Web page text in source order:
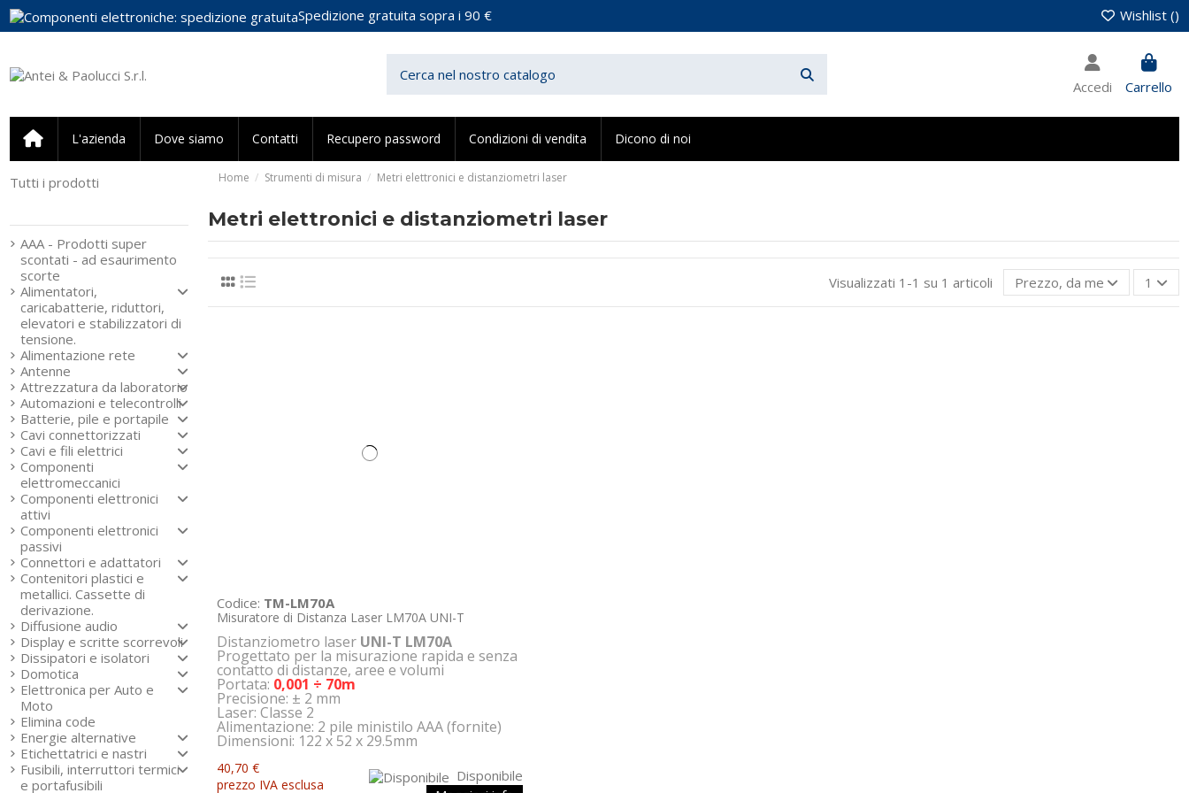
Spedizione gratuita sopra i 90 € Wishlist ()
Accedi Carrello
L'azienda Dove siamo Contatti Recupero password Condizioni di vendita Dicono di noi
Home Strumenti di misura Metri elettronici e distanziometri laser
Metri elettronici e distanziometri laser
Visualizzati 1-1 su 1 articoli Prezzo, da meno caro a più
1
Codice: TM-LM70A
Misuratore di Distanza Laser LM70A UNI-T
Distanziometro laser UNI-T LM70A
Progettato per la misurazione rapida e senza
contatto di distanze, aree e volumi
Portata: 0,001 ÷ 70m
Precisione: ± 2 mm
Laser: Classe 2
Alimentazione: 2 pile ministilo AAA (fornite)
Dimensioni: 122 x 52 x 29.5mm
40,70 €
prezzo IVA esclusa
Disponibile
Tutti i prodotti
AAA - Prodotti super
scontati - ad esaurimento
scorte
Alimentatori,
caricabatterie, riduttori,
elevatori e stabilizzatori di
tensione.
Alimentazione rete
Antenne
Attrezzatura da laboratorio
Automazioni e telecontrolli
Batterie, pile e portapile
Cavi connettorizzati
Cavi e fili elettrici
Componenti
elettromeccanici
Componenti elettronici
attivi
Componenti elettronici
passivi
Connettori e adattatori
Contenitori plastici e
metallici. Cassette di
derivazione.
Diffusione audio
Display e scritte scorrevoli
Dissipatori e isolatori
Domotica
Elettronica per Auto e
Moto
Elimina code
Energie alternative
Etichettatrici e nastri
Fusibili, interruttori termici
e portafusibili